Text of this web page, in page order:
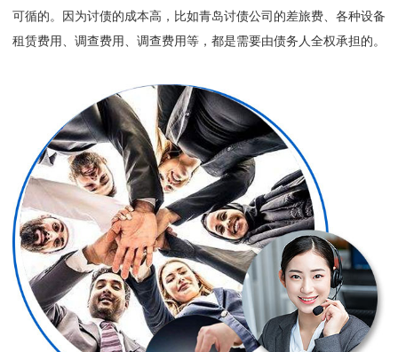
可循的。因为讨债的成本高，比如青岛讨债公司的差旅费、各种设备
租赁费用、调查费用、调查费用等，都是需要由债务人全权承担的。